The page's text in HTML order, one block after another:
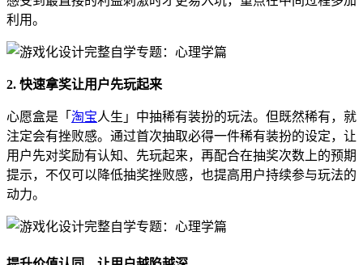
利用。
2. 快速拿奖让用户先玩起来
心愿盒是「 淘宝人生」中抽稀有装扮的玩法。但既然稀有，就
注定会有挫败感。通过首次抽取必得一件稀有装扮的设定，让
用户先对奖励有认知、先玩起来，再配合在抽奖次数上的预期
提示，不仅可以降低抽奖挫败感，也提高用户持续参与玩法的
动力。